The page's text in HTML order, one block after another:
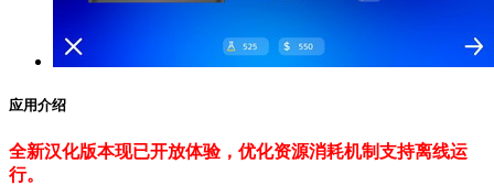
应用介绍
全新汉化版本现已开放体验，优化资源消耗机制支持离线运
行。